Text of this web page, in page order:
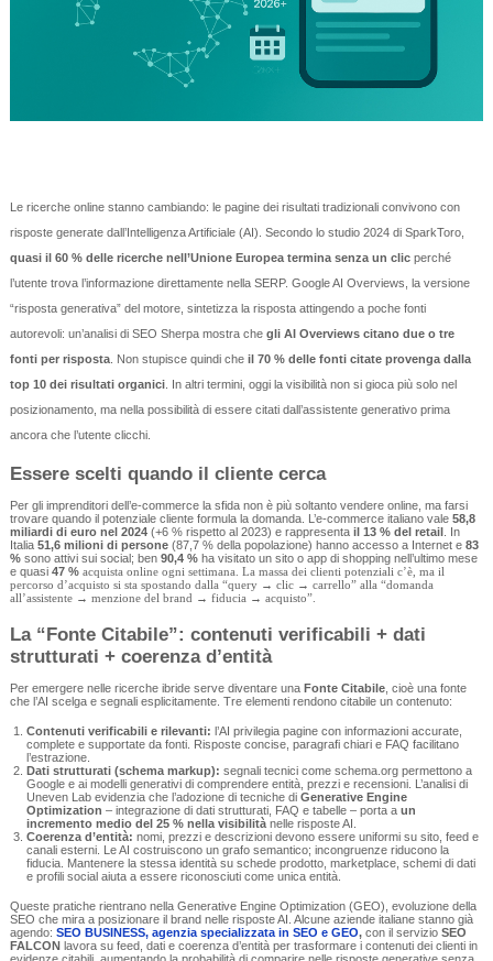
Le ricerche online stanno cambiando: le pagine dei risultati tradizionali convivono con
risposte generate dall’Intelligenza Artificiale (AI). Secondo lo studio 2024 di SparkToro,
quasi il 60 % delle ricerche nell’Unione Europea termina senza un clicperché
l’utente trova l’informazione direttamente nella SERP. Google AI Overviews, la versione
“risposta generativa” del motore, sintetizza la risposta attingendo a poche fonti
autorevoli: un’analisi di SEO Sherpa mostra che gli AI Overviews citano due o tre
fonti per risposta. Non stupisce quindi che il 70 % delle fonti citate provenga dalla
top 10 dei risultati organici. In altri termini, oggi la visibilità non si gioca più solo nel
posizionamento, ma nella possibilità di essere citati dall’assistente generativo prima
ancora che l’utente clicchi.
Essere scelti quando il cliente cerca
Per gli imprenditori dell’e‑commerce la sfida non è più soltanto vendere online, ma farsi
trovare quando il potenziale cliente formula la domanda. L’e‑commerce italiano vale 58,8
miliardi di euro nel 2024(+6 % rispetto al 2023) e rappresenta il 13 % del retail. In
Italia 51,6 milioni di persone(87,7 % della popolazione) hanno accesso a Internet e 83
%sono attivi sui social; ben 90,4 %ha visitato un sito o app di shopping nell’ultimo mese
e quasi 47 %acquista online ogni settimana. La massa dei clienti potenziali c’è, ma il
percorso d’acquisto si sta spostando dalla “query → clic → carrello” alla “domanda
all’assistente → menzione del brand → fiducia → acquisto”.
La “Fonte Citabile”: contenuti verificabili + dati
strutturati + coerenza d’entità
Per emergere nelle ricerche ibride serve diventare una Fonte Citabile, cioè una fonte
che l’AI scelga e segnali esplicitamente. Tre elementi rendono citabile un contenuto:
Contenuti verificabili e rilevanti: l’AI privilegia pagine con informazioni accurate,
complete e supportate da fonti. Risposte concise, paragrafi chiari e FAQ facilitano
l’estrazione.
Dati strutturati (schema markup): segnali tecnici come schema.org permettono a
Google e ai modelli generativi di comprendere entità, prezzi e recensioni. L’analisi di
Uneven Lab evidenzia che l’adozione di tecniche di Generative Engine
Optimization – integrazione di dati strutturati, FAQ e tabelle – porta a un
incremento medio del 25 % nella visibilitànelle risposte AI.
Coerenza d’entità: nomi, prezzi e descrizioni devono essere uniformi su sito, feed e
canali esterni. Le AI costruiscono un grafo semantico; incongruenze riducono la
fiducia. Mantenere la stessa identità su schede prodotto, marketplace, schemi di dati
e profili social aiuta a essere riconosciuti come unica entità.
Queste pratiche rientrano nella Generative Engine Optimization (GEO), evoluzione della
SEO che mira a posizionare il brand nelle risposte AI. Alcune aziende italiane stanno già
agendo: SEO BUSINESS, agenzia specializzata in SEO e GEO, con il servizio SEO
FALCONlavora su feed, dati e coerenza d’entità per trasformare i contenuti dei clienti in